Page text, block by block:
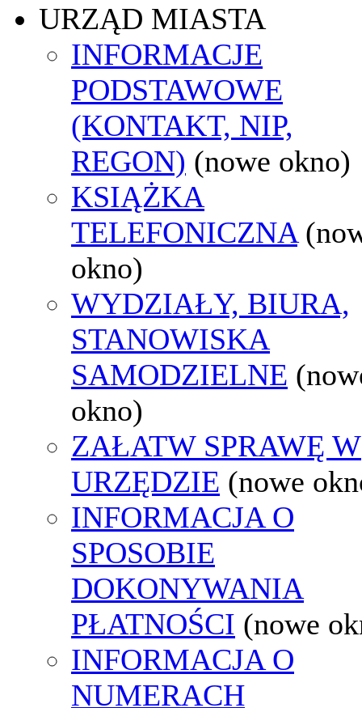
URZĄD MIASTA
INFORMACJE
PODSTAWOWE
(KONTAKT, NIP,
REGON) (nowe okno)
KSIĄŻKA
TELEFONICZNA
okno)
WYDZIAŁY, BIURA,
STANOWISKA
SAMODZIELNE
okno)
ZAŁATW SPRAWĘ W
URZĘDZIE (nowe
INFORMACJA O
SPOSOBIE
DOKONYWANIA
PŁATNOŚCI (nowe
INFORMACJA O
NUMERACH